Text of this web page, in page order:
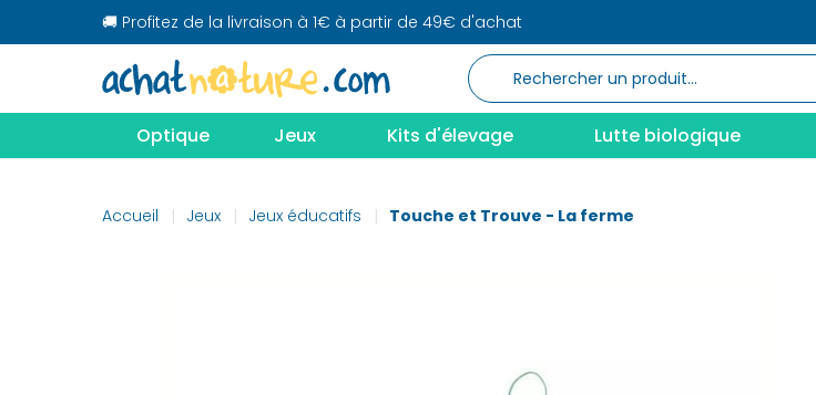
🚚 Profitez de la livraison à 1€ à partir de 49€ d'achat
Optique Jeux Kits d'élevage Lutte biologique
Accueil Jeux Jeux éducatifs Touche et Trouve - La ferme